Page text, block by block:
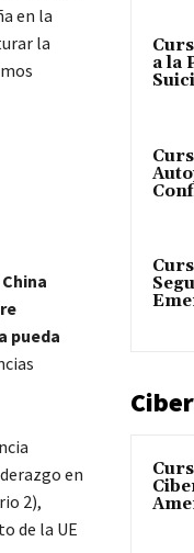
en la
la
China
pueda
en
2),
de la UE
a la